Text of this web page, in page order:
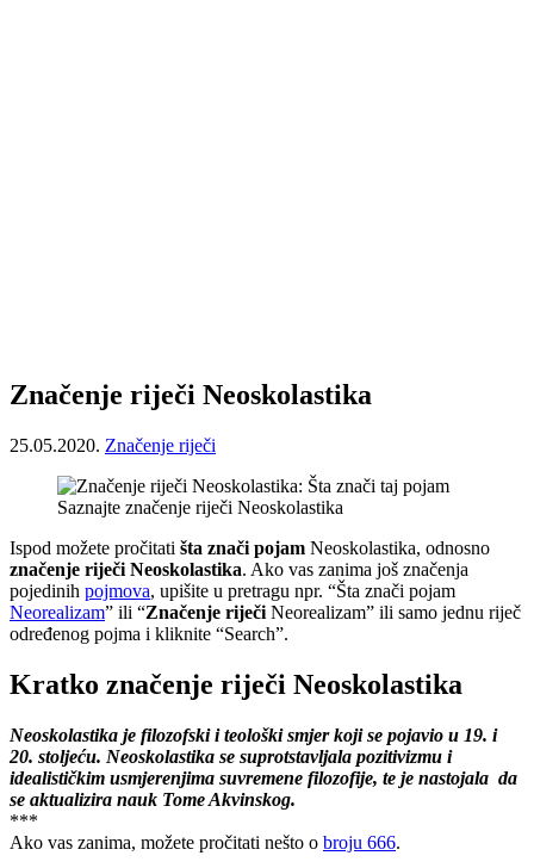
Značenje riječi Neoskolastika
25.05.2020. Značenje riječi
Saznajte značenje riječi Neoskolastika
Ispod možete pročitati šta znači pojam Neoskolastika, odnosno
značenje riječi Neoskolastika. Ako vas zanima još značenja
pojedinih pojmova, upišite u pretragu npr. “Šta znači pojam
Neorealizam” ili “Značenje riječi Neorealizam” ili samo jednu riječ
određenog pojma i kliknite “Search”.
Kratko značenje riječi Neoskolastika
Neoskolastika je filozofski i teološki smjer koji se pojavio u 19. i
20. stoljeću. Neoskolastika se suprotstavljala pozitivizmu i
idealističkim usmjerenjima suvremene filozofije, te je nastojala da
se aktualizira nauk Tome Akvinskog.
***
Ako vas zanima, možete pročitati nešto o broju 666.